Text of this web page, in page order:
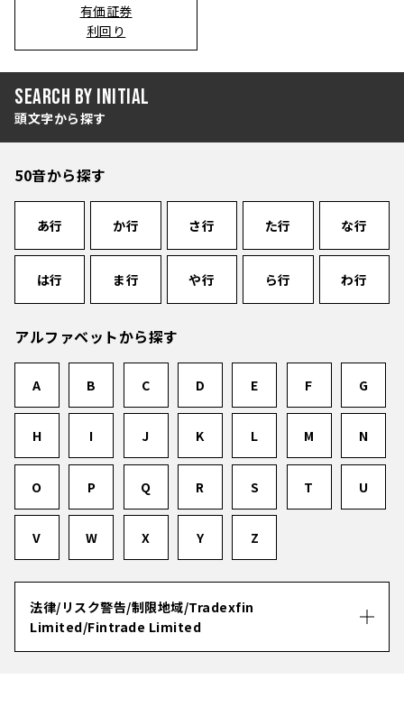
有価証券
利回り
Search by Initial
頭文字から探す
50音から探す
あ行 か行 さ行 た行 な行
は行 ま行 や行 ら行 わ行
アルファベットから探す
A B C D E F G
H I J K L M N
O P Q R S T U
V W X Y Z
法律/リスク警告/制限地域/Tradexfin
Limited/Fintrade Limited